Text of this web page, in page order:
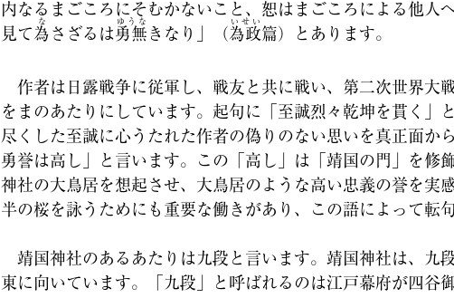
内なるまごころにそむかないこと、恕はまごころによる他人
見て 為
な
さざるは勇無
ゆうな
きなり」（ 為政
いせい
篇）とあります。
作者は日露戦争に従軍し、戦友と共に戦い、第二次世界大
をまのあたりにしています。起句に「至誠烈々乾坤を貫く」
尽くした至誠に心うたれた作者の偽りのない思いを真正面か
勇誉は高し」と言います。この「高し」は「靖国の門」を修
神社の大鳥居を想起させ、大鳥居のような高い忠義の誉を実
半の桜を詠うためにも重要な働きがあり、この語によって転
靖国神社のあるあたりは九段と言います。靖国神社は、九
東に向いています。「九段」と呼ばれるのは江戸幕府が四谷